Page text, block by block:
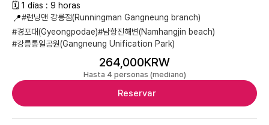
🗓 1 días : 9 horas
📍#런닝맨 강릉점(Runningman Gangneung branch)
#경포대(Gyeongpodae)#남항진해변(Namhangjin beach)
#강릉통일공원(Gangneung Unification Park)
264,000KRW
Hasta 4 personas (mediano)
Reservar